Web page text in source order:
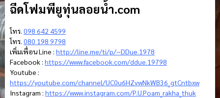
ฉีดโฟมพียูทุ่นลอยน้ํา.com
โทร. 098 642 4599
โทร. 080 198 9798
เพิ่มเพื่อน Line : http://line.me/ti/p/~DDue.1978
Facebook : https://www.facebook.com/ddue.19798
Youtube :
https://youtube.com/channel/UC0u6HZvwNkWB36_gtCntbxw
Instagram : https://www.instagram.com/P.U.Poam_rakha_thuk